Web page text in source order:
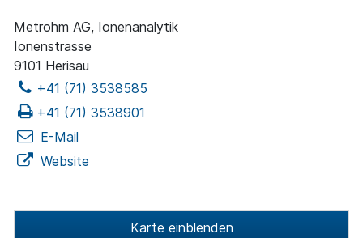
Metrohm AG, Ionenanalytik
Ionenstrasse
9101 Herisau
+41 (71) 3538585
+41 (71) 3538901
E-Mail
Website
Karte einblenden